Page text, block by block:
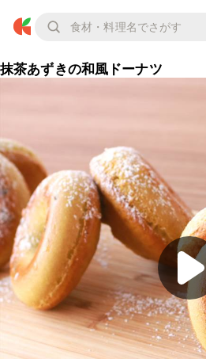
抹茶あずきの和風ドーナツ